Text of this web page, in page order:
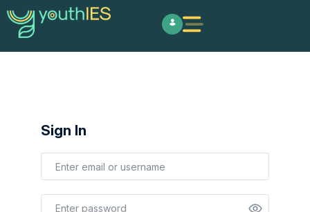
Sign In
Email or Username
Password